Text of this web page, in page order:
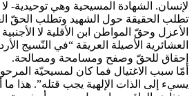
لإنسان. الشهادة المسيحية وهي توحيدية-
تطلب الحقيقة حول الشهيد وتطلب الحقّ
الأعزل وحقّ المواطن ابن الأقلية لا
العشائرية الأصيلة العريقة “في النّسيج
إحقاق للحقّ وصفح ومسامحة ومصالحة.
أمّا سبب الاغتيال فما كان لمسيحيّة
يسيء إلى الذات الإلهية يجب قتله”. هذا ما